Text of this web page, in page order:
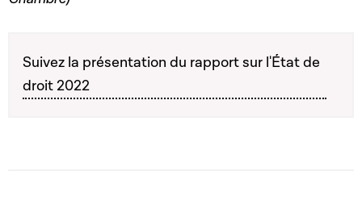
Suivez la présentation du rapport sur l'État de
droit 2022